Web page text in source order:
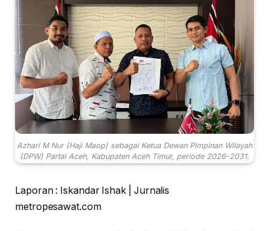
Azhari M Nur (Haji Maop) sebagai Ketua Dewan Pimpinan Wilayah
(DPW) Partai Aceh, Kabupaten Aceh Timur, periode 2026-2031.
Laporan : Iskandar Ishak | Jurnalis
metropesawat.com